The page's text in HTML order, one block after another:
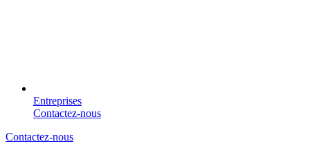
Entreprises
Contactez-nous
Contactez-nous